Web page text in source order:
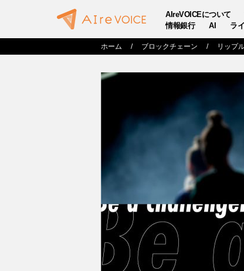
AIreVOICEについて
情報銀行
AI ラ
ホーム ブロックチェーン リップ